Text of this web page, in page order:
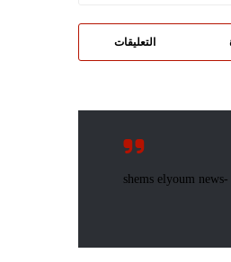
التعليقات